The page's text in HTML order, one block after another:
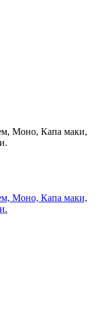
Моно, Капа маки,
Моно, Капа маки,